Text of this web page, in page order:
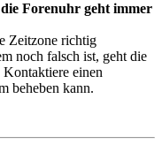
Forenuhr geht immer
Zeitzone richtig
noch falsch ist, geht die
einen
beheben kann.